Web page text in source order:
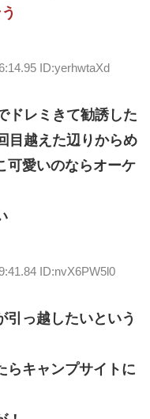
ID:yerhwtaXd
ドレミきて勧誘した
目越えた辺りからめ
可愛いのならオーケ
ID:nvX6PW5l0
引っ越したいという
らキャンプサイトに